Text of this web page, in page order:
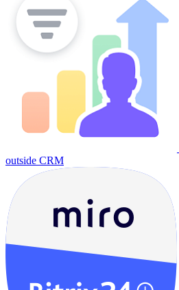
outside CRM